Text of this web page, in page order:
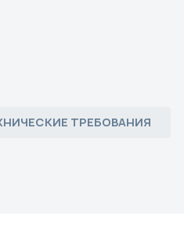
ТРЕБОВАНИЯ